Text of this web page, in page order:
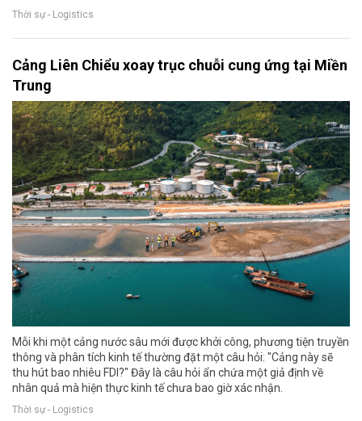
Thời sự - Logistics
Cảng Liên Chiểu xoay trục chuỗi cung ứng tại Miền
Trung
Mỗi khi một cảng nước sâu mới được khởi công, phương tiện truyền
thông và phân tích kinh tế thường đặt một câu hỏi: "Cảng này sẽ
thu hút bao nhiêu FDI?" Đây là câu hỏi ẩn chứa một giả định về
nhân quả mà hiện thực kinh tế chưa bao giờ xác nhận.
Thời sự - Logistics